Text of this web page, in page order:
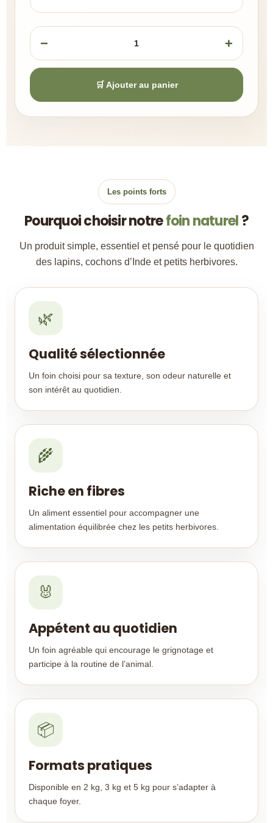
− 1 +
🛒 Ajouter au panier
Les points forts
Pourquoi choisir notrefoin naturel?
Un produit simple, essentiel et pensé pour le quotidien
des lapins, cochons d’Inde et petits herbivores.
🌿
Qualité sélectionnée
Un foin choisi pour sa texture, son odeur naturelle et
son intérêt au quotidien.
🌾
Riche en fibres
Un aliment essentiel pour accompagner une
alimentation équilibrée chez les petits herbivores.
🐰
Appétent au quotidien
Un foin agréable qui encourage le grignotage et
participe à la routine de l’animal.
📦
Formats pratiques
Disponible en 2 kg, 3 kg et 5 kg pour s’adapter à
chaque foyer.